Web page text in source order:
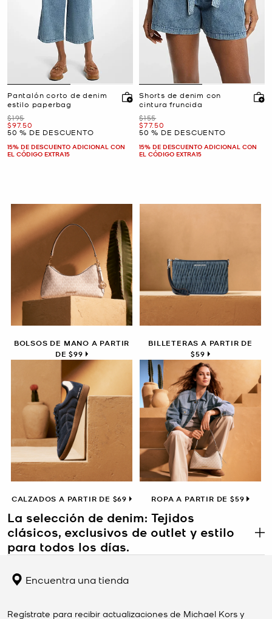
Pantalón corto de denim
estilo paperbag
Era
$195
Ahora
$97.50
50 % DE DESCUENTO
15% DE DESCUENTO ADICIONAL CON
EL CÓDIGO EXTRA15
Shorts de denim con
cintura fruncida
Era
$155
Ahora
$77.50
50 % DE DESCUENTO
15% DE DESCUENTO ADICIONAL CON
EL CÓDIGO EXTRA15
BOLSOS DE MANO A PARTIR
DE $99
BILLETERAS A PARTIR DE
$59
CALZADOS A PARTIR DE $69 ROPA A PARTIR DE $59
La selección de denim: Tejidos
clásicos, exclusivos de outlet y estilo
para todos los días.
básicas confeccionadas con uno de los materiales más
emblemáticos de la moda. Desde chaquetas de denim y jeans de
outlet combinan estructura y comodidad para poder llevarlos en
Encuentra una tienda
Regístrate para recibir actualizaciones de Michael Kors y